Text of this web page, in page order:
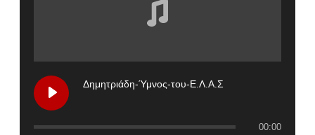
Δημητριάδη-Ύμνος-του-Ε.Λ.Α.Σ
00:00